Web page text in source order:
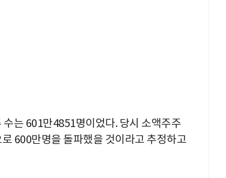
는 601만4851명이었다. 당시 소액주주
600만명을 돌파했을 것이라고 추정하고